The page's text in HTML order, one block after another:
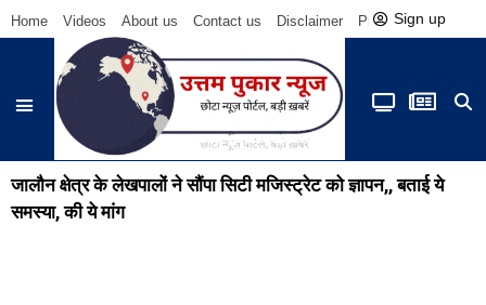
Home Videos About us Contact us Disclaimer Privacy Policy
Sign up
जालौन क्षेत्र के लेखपालों ने सौंपा सिटी मजिस्ट्रेट को ज्ञापन,, बताई ये
समस्या, की ये मांग